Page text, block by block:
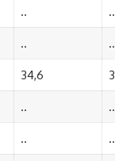
.. ..
.. ..
34,6
.. ..
.. ..